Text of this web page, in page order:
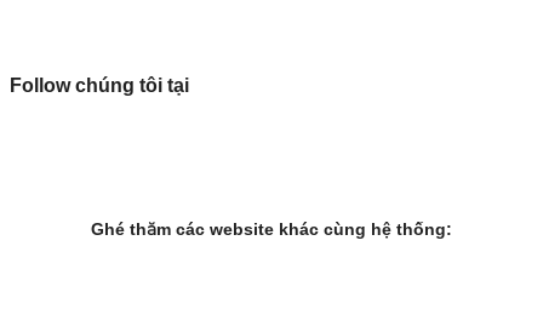
Follow chúng tôi tại
Ghé thăm các website khác cùng hệ thống: